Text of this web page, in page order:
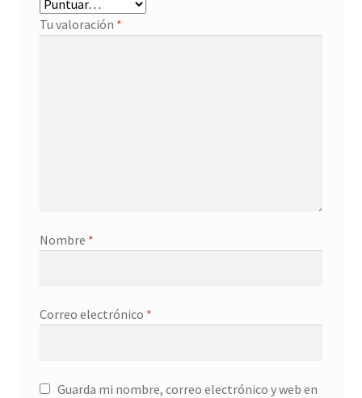
Tu valoración *
Nombre *
Correo electrónico *
Guarda mi nombre, correo electrónico y web en